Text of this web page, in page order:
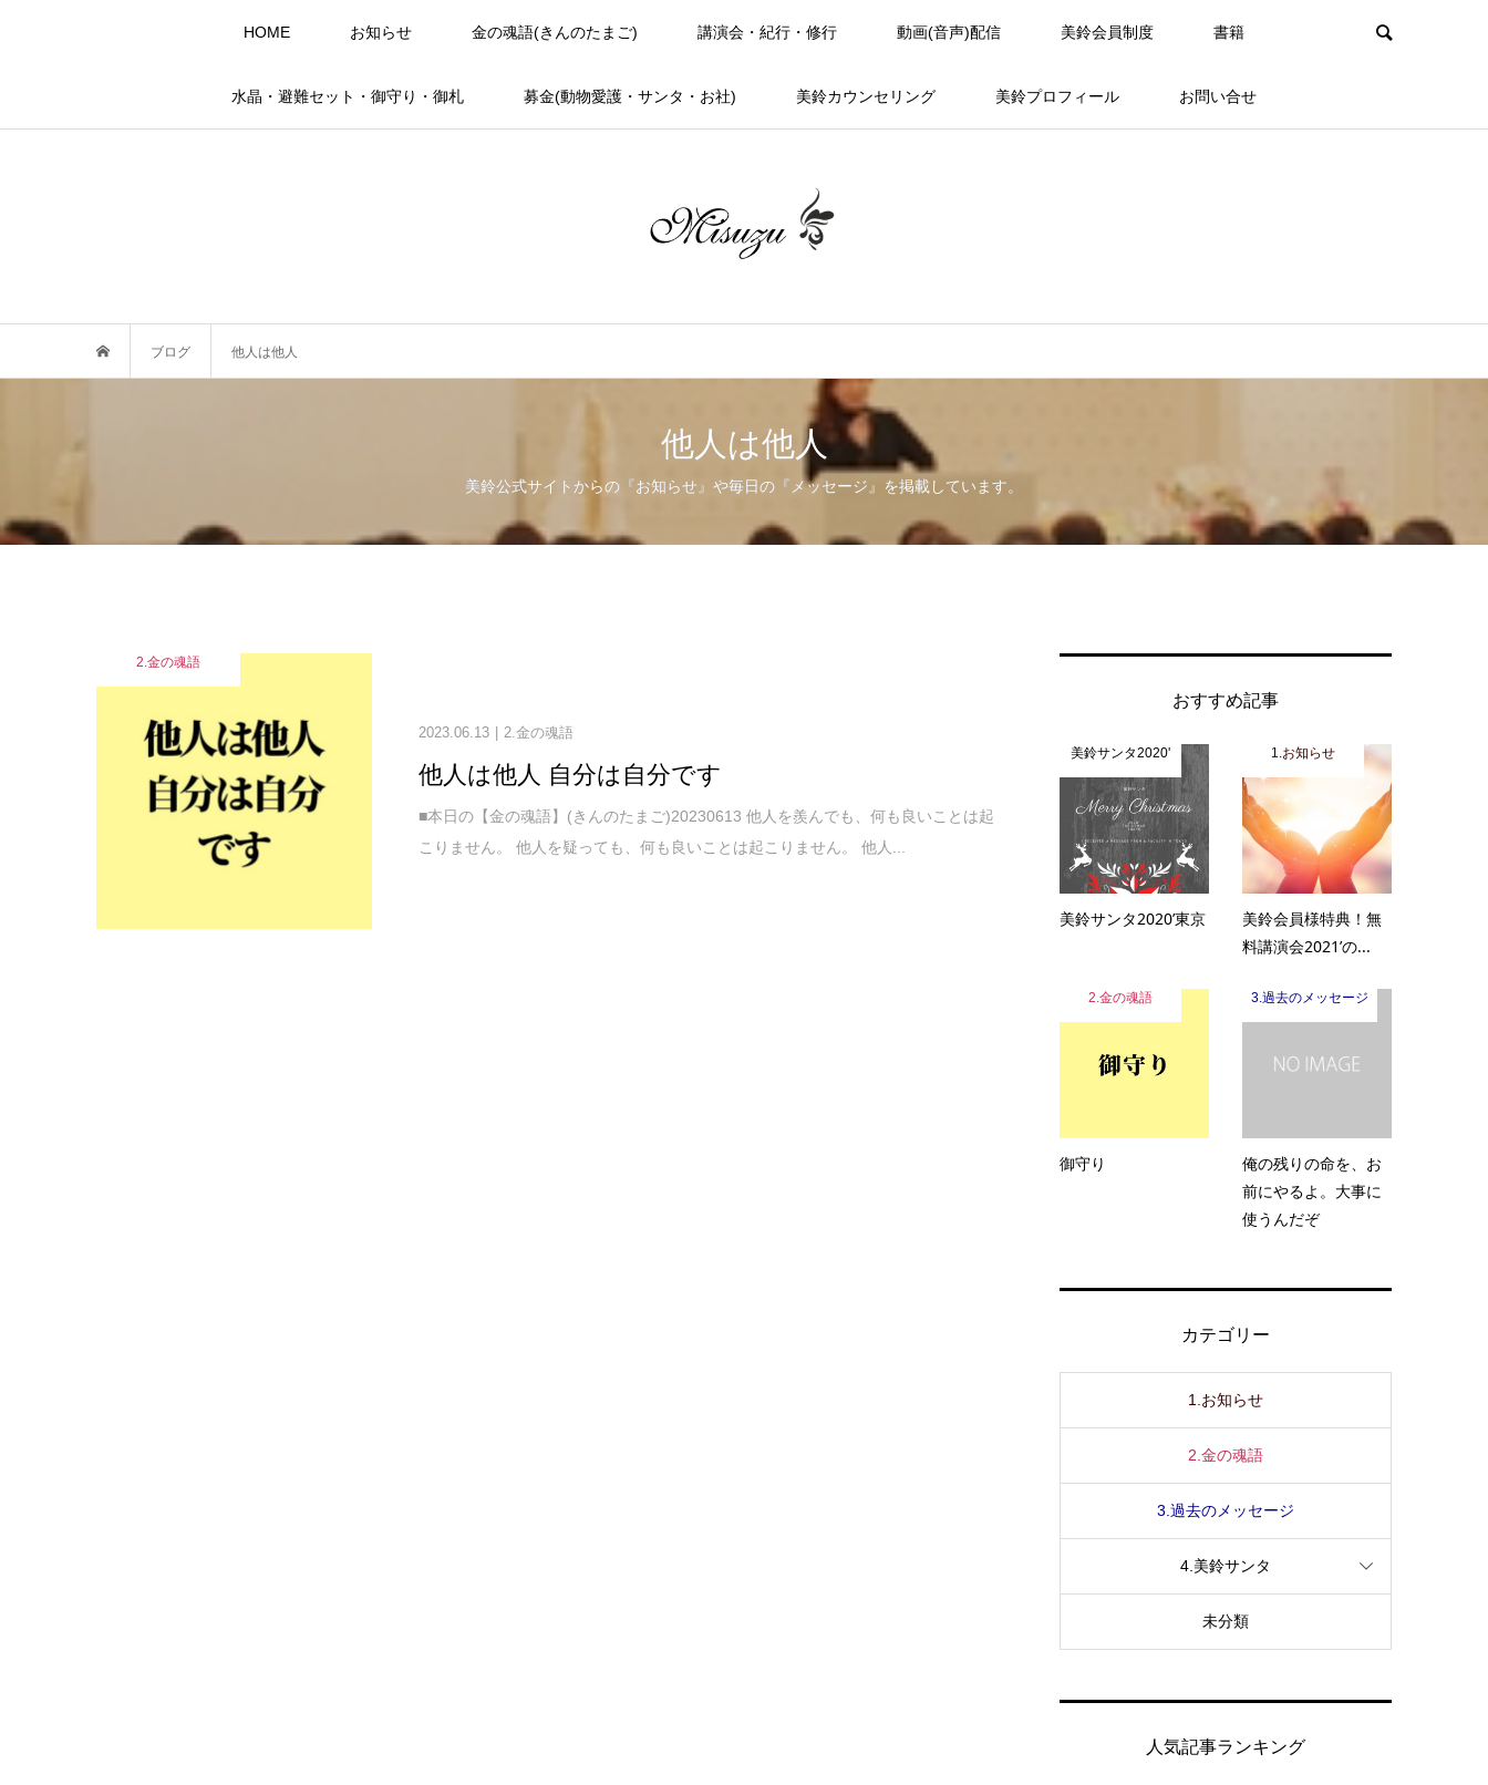
HOME お知らせ 金の魂語(きんのたまご) 講演会・紀行・修行 動画(音声)配信 美鈴会員制度 書籍
水晶・避難セット・御守り・御札 募金(動物愛護・サンタ・お社) 美鈴カウンセリング 美鈴プロフィール お問い合せ
ブログ 他人は他人
他人は他人
美鈴公式サイトからの『お知らせ』や毎日の『メッセージ』を掲載しています。
2.金の魂語
2023.06.13 2.金の魂語
他人は他人 自分は自分です
■本日の【金の魂語】(きんのたまご)20230613 他人を羨んでも、何も良いことは起
こりません。 他人を疑っても、何も良いことは起こりません。 他人...
おすすめ記事
美鈴サンタ2020'
美鈴サンタ2020’東京
1.お知らせ
美鈴会員様特典！無
料講演会2021’の...
2.金の魂語
御守り
3.過去のメッセージ
俺の残りの命を、お
前にやるよ。大事に
使うんだぞ
カテゴリー
1.お知らせ
2.金の魂語
3.過去のメッセージ
4.美鈴サンタ
未分類
人気記事ランキング